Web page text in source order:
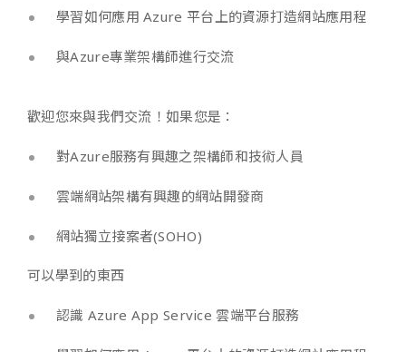
學習如何應用 Azure 平台上的資源打造網站應用程
與Azure專業架構師進行交流
歡迎您來與我們交流！如果您是：
對Azure服務有興趣之架構師和技術人員
雲端網站架構有興趣的網站開發商
網站獨立接案者(SOHO)
可以學到的東西
認識 Azure App Service 雲端平台服務